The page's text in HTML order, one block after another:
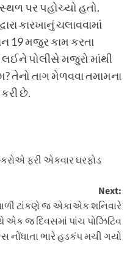
પર પહોચ્યો હતો.
કારખાનું ચલાવવામાં
19 મજુર કામ કરતા
પોલીસે મજુરો માંથી
તેનો તાગ મેળવવા તમામના
છે.
ફરી એકવાર ઘરફોડ
Next:
ટાંકણે જ એકાએક શનિવારે
એક જ દિવસમાં પાંચ પોઝિટિવ
નોંધાતા ભારે હડકંપ મચી ગયો